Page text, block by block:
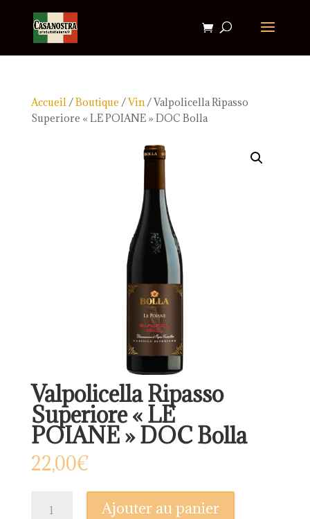
Accueil/Boutique /Vin/ Valpolicella Ripasso
Superiore « LE POIANE » DOC Bolla
Valpolicella Ripasso
Superiore « LE
POIANE » DOC Bolla
22,00€
Ajouter au panier